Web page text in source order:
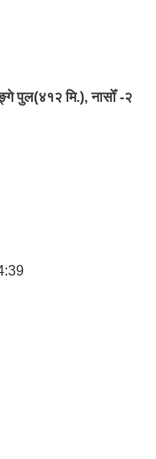
पुल(४१२ मि.), नासोँ -२